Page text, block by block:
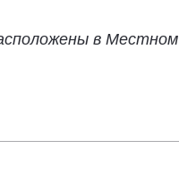
в Местном